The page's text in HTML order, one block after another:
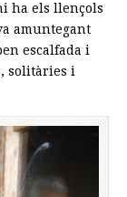
ha els llençols
amuntegant
escalfada i
solitàries i